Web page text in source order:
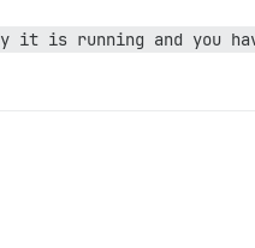
it is running and you